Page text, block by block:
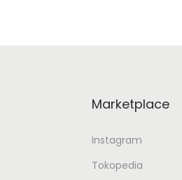
Marketplace
Instagram
Tokopedia